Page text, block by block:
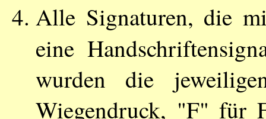
Alle Signaturen, die
eine
wurden die
Wiegendruck, "F" für